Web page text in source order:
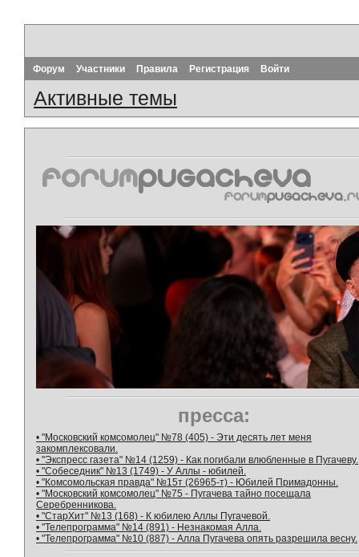
Форум Участники Правила Регистрация Войти
Активные темы
пресса:
• "Московский комсомолец" №78 (405) - Эти десять лет меня
закомплексовали.
• "Экспресс газета" №14 (1259) - Как погибали влюбленные в Пугачеву.
• "Собеседник" №13 (1749) - У Аллы - юбилей.
• "Комсомольская правда" №15т (26965-т) - Юбилей Примадонны.
• "Московский комсомолец" №75 - Пугачева тайно посещала
Серебренникова.
• "СтарХит" №13 (168) - К юбилею Аллы Пугачевой.
• "Телепрограмма" №14 (891) - Незнакомая Алла.
• "Телепрограмма" №10 (887) - Алла Пугачева опять разрешила весну.